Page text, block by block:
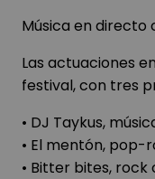
Música en directo
Las actuaciones
festival, con tres
• DJ Taykus,
• El mentón,
• Bitter bites,